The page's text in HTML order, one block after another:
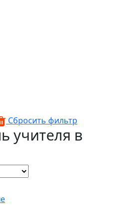
Сбросить фильтр
учителя в